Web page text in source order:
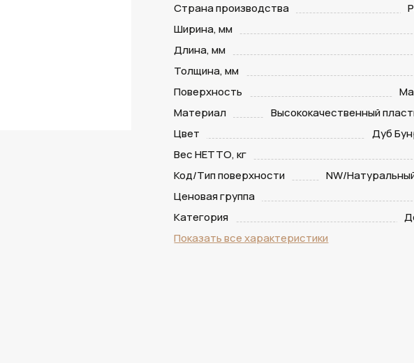
Страна производства
Ширина, мм
Длина, мм
Толщина, мм
Поверхность
Материал
Высококачественный
Цвет
Дуб
Вес НЕТТО, кг
Код/Тип поверхности
NW/
Ценовая группа
Категория
Показать все характеристики